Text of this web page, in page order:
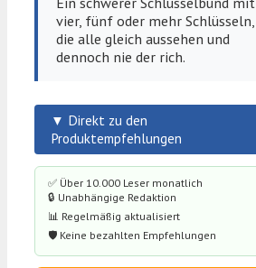
vier, fünf oder mehr Schlüsseln,
die alle gleich aussehen und
dennoch nie der rich.
▼ Direkt zu den
Produktempfehlungen
✅ Über 10.000 Leser monatlich
🔒 Unabhängige Redaktion
📊 Regelmäßig aktualisiert
🛡️ Keine bezahlten Empfehlungen